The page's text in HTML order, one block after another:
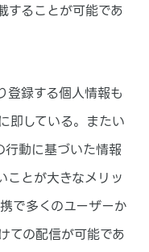
することが可能であ
録する個人情報も
即している。またい
行動に基づいた情報
ことが大きなメリッ
で多くのユーザーか
ての配信が可能であ